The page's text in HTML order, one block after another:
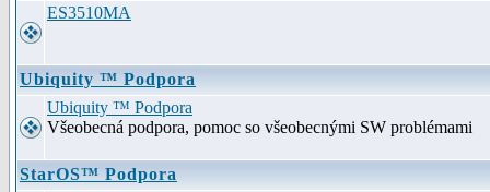
ES3510MA
Ubiquity ™ Podpora
Ubiquity ™ Podpora
Všeobecná podpora, pomoc so všeobecnými SW problémami
StarOS™ Podpora